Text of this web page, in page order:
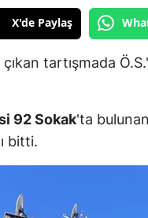
X'de Paylaş
tartışmada
92 Sokak'ta
bitti.